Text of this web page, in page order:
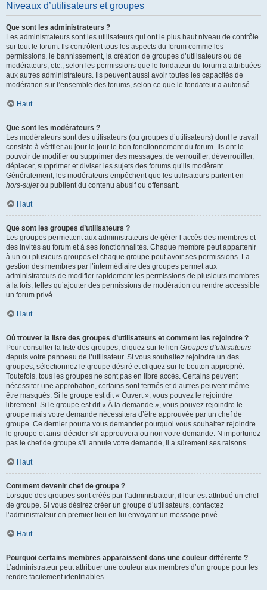
Niveaux d’utilisateurs et groupes
Que sont les administrateurs ?
Les administrateurs sont les utilisateurs qui ont le plus haut niveau de contrôle
sur tout le forum. Ils contrôlent tous les aspects du forum comme les
permissions, le bannissement, la création de groupes d’utilisateurs ou de
modérateurs, etc., selon les permissions que le fondateur du forum a attribuées
aux autres administrateurs. Ils peuvent aussi avoir toutes les capacités de
modération sur l’ensemble des forums, selon ce que le fondateur a autorisé.
Haut
Que sont les modérateurs ?
Les modérateurs sont des utilisateurs (ou groupes d’utilisateurs) dont le travail
consiste à vérifier au jour le jour le bon fonctionnement du forum. Ils ont le
pouvoir de modifier ou supprimer des messages, de verrouiller, déverrouiller,
déplacer, supprimer et diviser les sujets des forums qu’ils modèrent.
Généralement, les modérateurs empêchent que les utilisateurs partent en
hors-sujetou publient du contenu abusif ou offensant.
Haut
Que sont les groupes d’utilisateurs ?
Les groupes permettent aux administrateurs de gérer l’accès des membres et
des invités au forum et à ses fonctionnalités. Chaque membre peut appartenir
à un ou plusieurs groupes et chaque groupe peut avoir ses permissions. La
gestion des membres par l’intermédiaire des groupes permet aux
administrateurs de modifier rapidement les permissions de plusieurs membres
à la fois, telles qu’ajouter des permissions de modération ou rendre accessible
un forum privé.
Haut
Où trouver la liste des groupes d’utilisateurs et comment les rejoindre ?
Pour consulter la liste des groupes, cliquez sur le lien Groupes d’utilisateurs
depuis votre panneau de l’utilisateur. Si vous souhaitez rejoindre un des
groupes, sélectionnez le groupe désiré et cliquez sur le bouton approprié.
Toutefois, tous les groupes ne sont pas en libre accès. Certains peuvent
nécessiter une approbation, certains sont fermés et d’autres peuvent même
être masqués. Si le groupe est dit « Ouvert », vous pouvez le rejoindre
librement. Si le groupe est dit « À la demande », vous pouvez rejoindre le
groupe mais votre demande nécessitera d’être approuvée par un chef de
groupe. Ce dernier pourra vous demander pourquoi vous souhaitez rejoindre
le groupe et ainsi décider s’il approuvera ou non votre demande. N’importunez
pas le chef de groupe s’il annule votre demande, il a sûrement ses raisons.
Haut
Comment devenir chef de groupe ?
Lorsque des groupes sont créés par l’administrateur, il leur est attribué un chef
de groupe. Si vous désirez créer un groupe d’utilisateurs, contactez
l’administrateur en premier lieu en lui envoyant un message privé.
Haut
Pourquoi certains membres apparaissent dans une couleur différente ?
L’administrateur peut attribuer une couleur aux membres d’un groupe pour les
rendre facilement identifiables.